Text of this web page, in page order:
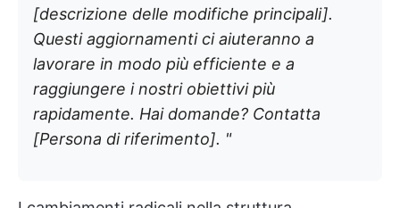
[descrizione delle modifiche principali].
Questi aggiornamenti ci aiuteranno a
lavorare in modo più efficiente e a
raggiungere i nostri obiettivi più
rapidamente. Hai domande? Contatta
[Persona di riferimento]. "